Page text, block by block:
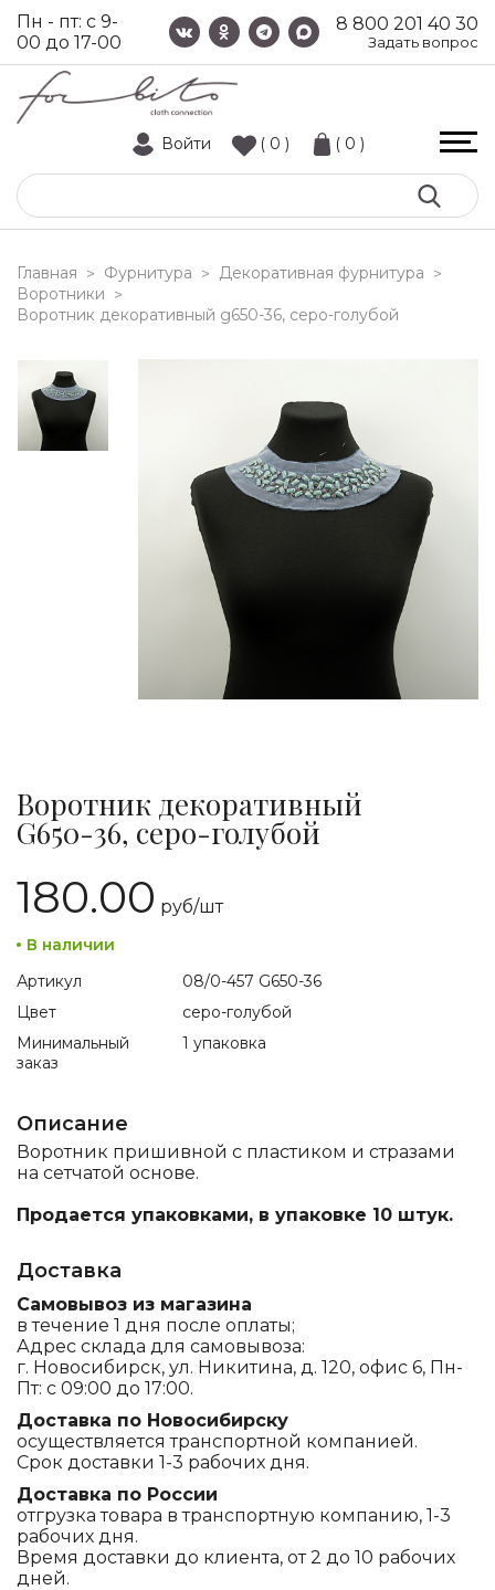
8 800 201 40 30
Задать вопрос
Пн - пт: с 9-
00 до 17-00
Войти ( 0 ) ( 0 )
Главная > Фурнитура > Декоративная фурнитура >
Воротники >
воротник декоративный g650-36, серо-голубой
Воротник декоративный
G650-36, серо-голубой
180.00 руб/шт
В наличии
Артикул
08/0-457 G650-36
Цвет
серо-голубой
Минимальный
заказ
1 упаковка
Описание
Воротник пришивной с пластиком и стразами
на сетчатой основе.
Продается упаковками, в упаковке 10 штук.
Доставка
Самовывоз из магазина
в течение 1 дня после оплаты;
Адрес склада для самовывоза:
г. Новосибирск, ул. Никитина, д. 120, офис 6, Пн-
Пт: с 09:00 до 17:00.
Доставка по Новосибирску
осуществляется транспортной компанией.
Срок доставки 1-3 рабочих дня.
Доставка по России
отгрузка товара в транспортную компанию, 1-3
рабочих дня.
Время доставки до клиента, от 2 до 10 рабочих
дней.